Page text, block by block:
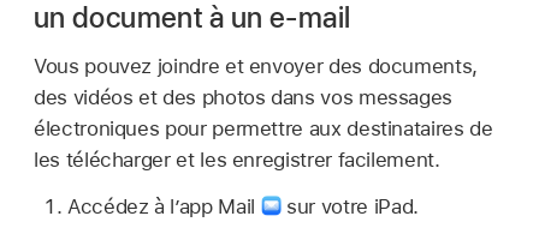
un document à un e-mail
Vous pouvez joindre et envoyer des documents,
des vidéos et des photos dans vos messages
électroniques pour permettre aux destinataires de
les télécharger et les enregistrer facilement.
Accédez à l’app Mail
sur votre iPad.